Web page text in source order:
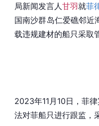
局新闻发言人甘羽就菲
国南沙群岛仁爱礁邻近
载违规建材的船只采取
2023年11月10日，菲
法对菲船只进行跟监，